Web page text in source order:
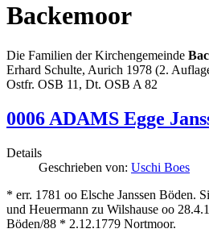
Backemoor
Die Familien der Kirchengemeinde
Erhard Schulte, Aurich 1978 (2.
Ostfr. OSB 11, Dt. OSB A 82
0006 ADAMS Egge
Details
Geschrieben von: Uschi Boes
* err. 1781 oo Elsche Janssen Böden.
und Heuermann zu Wilshause oo
Böden/88 * 2.12.1779 Nortmoor.